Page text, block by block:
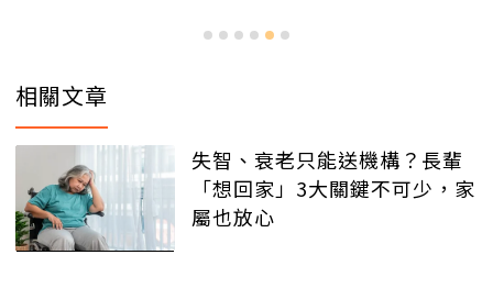
相關文章
失智、衰老只能送機構？長輩
「想回家」3大關鍵不可少，家
屬也放心